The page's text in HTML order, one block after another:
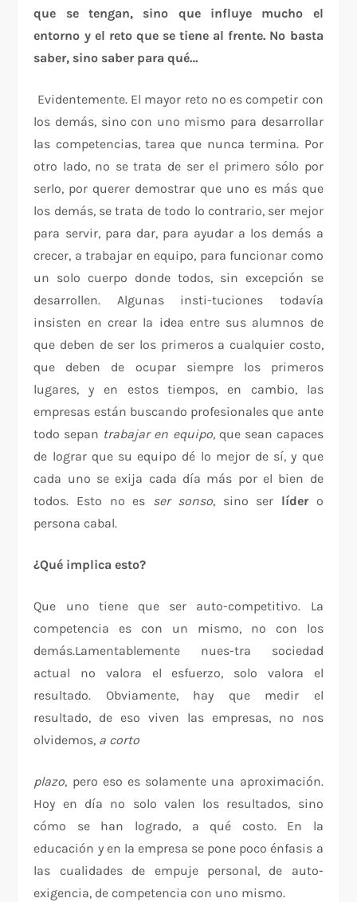
que se tengan, sino que influye mucho el
entorno y el reto que se tiene al frente. No basta
saber, sino saber para qué…
Evidentemente. El mayor reto no es competir con
los demás, sino con uno mismo para desarrollar
las competencias, tarea que nunca termina. Por
otro lado, no se trata de ser el primero sólo por
serlo, por querer demostrar que uno es más que
los demás, se trata de todo lo contrario, ser mejor
para servir, para dar, para ayudar a los demás a
crecer, a trabajar en equipo, para funcionar como
un solo cuerpo donde todos, sin excepción se
desarrollen. Algunas insti-tuciones todavía
insisten en crear la idea entre sus alumnos de
que deben de ser los primeros a cualquier costo,
que deben de ocupar siempre los primeros
lugares, y en estos tiempos, en cambio, las
empresas están buscando profesionales que ante
todo sepan trabajar en equipo, que sean capaces
de lograr que su equipo dé lo mejor de sí, y que
cada uno se exija cada día más por el bien de
todos. Esto no es ser sonso, sino ser lídero
persona cabal.
¿Qué implica esto?
Que uno tiene que ser auto-competitivo. La
competencia es con un mismo, no con los
demás.Lamentablemente nues-tra sociedad
actual no valora el esfuerzo, solo valora el
resultado. Obviamente, hay que medir el
resultado, de eso viven las empresas, no nos
olvidemos, a corto
plazo, pero eso es solamente una aproximación.
Hoy en día no solo valen los resultados, sino
cómo se han logrado, a qué costo. En la
educación y en la empresa se pone poco énfasis a
las cualidades de empuje personal, de auto-
exigencia, de competencia con uno mismo.